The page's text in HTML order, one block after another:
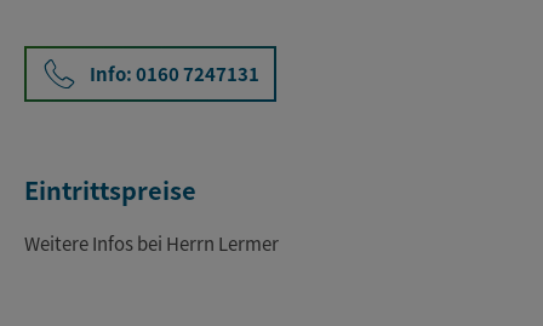
Info: 0160 7247131
Eintrittspreise
Weitere Infos bei Herrn Lermer